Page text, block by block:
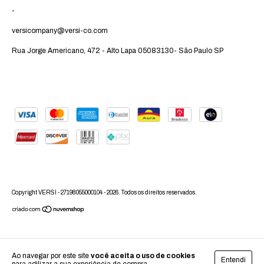
Ao navegar por este site você aceita o uso de cookies
Entendi
-
versicompany@versi-co.com
Rua Jorge Americano, 472 - Alto Lapa 05083130- São Paulo SP
Copyright VERSI - 27198055000104 - 2026. Todos os direitos reservados.